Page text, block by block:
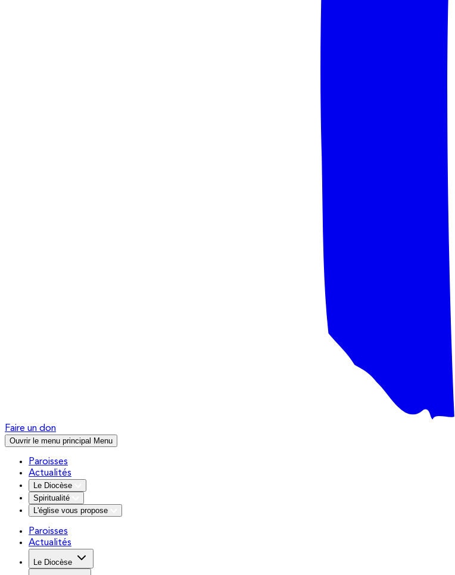
Faire un don
Ouvrir le menu principal Menu
Paroisses
Actualités
Le Diocèse
Spiritualité
L'église vous propose
Paroisses
Actualités
Le Diocèse